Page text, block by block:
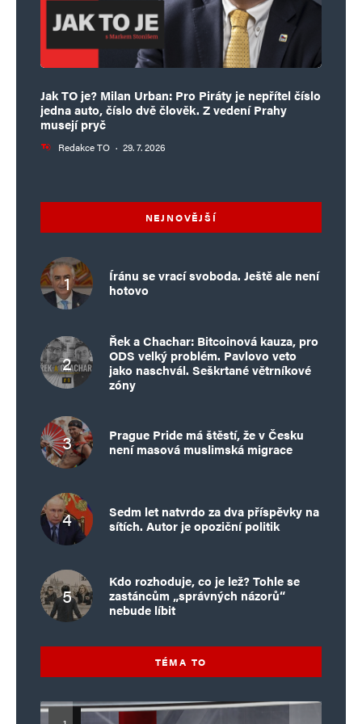
Jak TO je? Milan Urban: Pro Piráty je nepřítel číslo
jedna auto, číslo dvě člověk. Z vedení Prahy
musejí pryč
Redakce TO · 29. 7. 2026
NEJNOVĚJŠÍ
Íránu se vrací svoboda. Ještě ale není
hotovo
Řek a Chachar: Bitcoinová kauza, pro
ODS velký problém. Pavlovo veto
jako naschvál. Seškrtané větrníkové
zóny
Prague Pride má štěstí, že v Česku
není masová muslimská migrace
Sedm let natvrdo za dva příspěvky na
sítích. Autor je opoziční politik
Kdo rozhoduje, co je lež? Tohle se
zastáncům „správných názorů“
nebude líbit
TÉMA TO